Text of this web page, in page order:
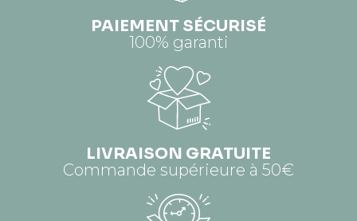
PAIEMENT SÉCURISÉ
100% garanti
LIVRAISON GRATUITE
Commande supérieure à 50€